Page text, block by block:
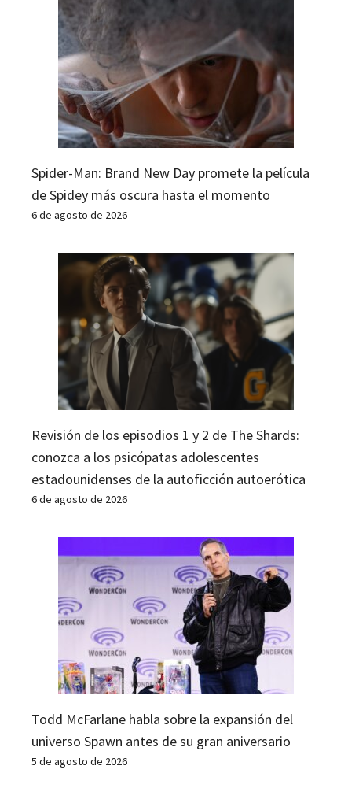
Spider-Man: Brand New Day promete la película
de Spidey más oscura hasta el momento
6 de agosto de 2026
Revisión de los episodios 1 y 2 de The Shards:
conozca a los psicópatas adolescentes
estadounidenses de la autoficción autoerótica
6 de agosto de 2026
Todd McFarlane habla sobre la expansión del
universo Spawn antes de su gran aniversario
5 de agosto de 2026